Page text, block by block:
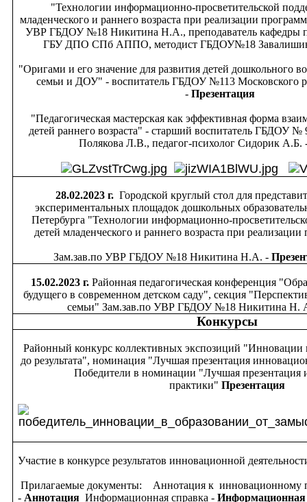
"Технологии информационно-просветительской
младенческого и раннего возраста при реализации
УВР ГБДОУ №18 Никитина Н.А., преподаватель кафедры
ГБУ ДПО СПб АППО, методист ГБДОУ№18
"Оригами и его значение для развития детей дошкольного
семьи и ДОУ" - воспитатель ГБДОУ №113 Московского
- Презентация
"Педагогическая мастерская как эффективная форма
детей раннего возраста" - старший воспитатель ГБДОУ
Полякова Л.В., педагог-психолог Сидорик А.Б.
28.02.2023 г. Городской круглый стол для
экспериментальных площадок дошкольных
Петербурга "Технологии информационно-
детей младенческого и раннего возраста при
Зам.зав.по УВР ГБДОУ №18 Никитина Н.А. -
15.02.2023 г. Районная педагогическая конференция
будущего в современном детском саду", секция
семьи" Зам.зав.по УВР ГБДОУ №18 Никитина Н.
Конкурсы
Районный конкурс коллективных экспозиций "Инновации
до результата", номинация "Лучшая презентация
Победители в номинации "Лучшая презентация
практики" Презентация
Участие в конкурсе результатов инновационной
Прилагаемые документы: Аннотация к инновационному
- Аннотация Информационная справка -Информационная